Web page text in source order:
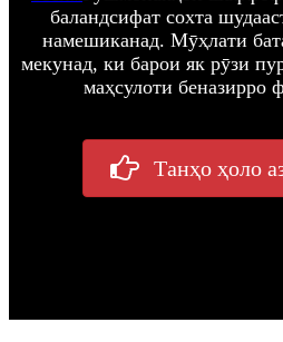
баландсифат сохта
намешиканад. Мӯҳлати
мекунад, ки барои як рӯзи
маҳсулоти беназирро
Танҳо ҳоло